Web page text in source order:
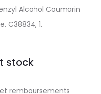
Alcohol Coumarin
C38834, 1.
stock
remboursements